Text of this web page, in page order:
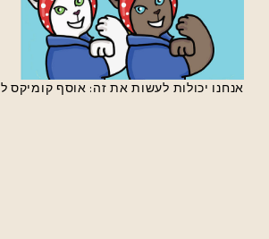
אנחנו יכולות לעשות את זה: אוסף קומיקס